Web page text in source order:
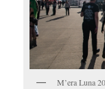
M’era Luna